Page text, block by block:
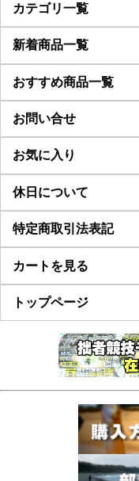
カテゴリ一覧
新着商品一覧
おすすめ商品一覧
お問い合せ
お気に入り
休日について
特定商取引法表記
カートを見る
トップページ